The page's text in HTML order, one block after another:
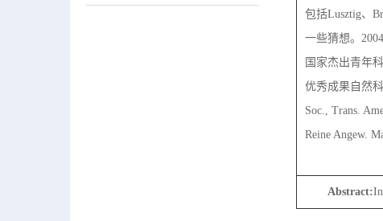
包括Lusztig、
一些猜想。 2004
国家杰出青年
优秀成果自然
Soc., Trans.
Reine Angew.
Abstract: